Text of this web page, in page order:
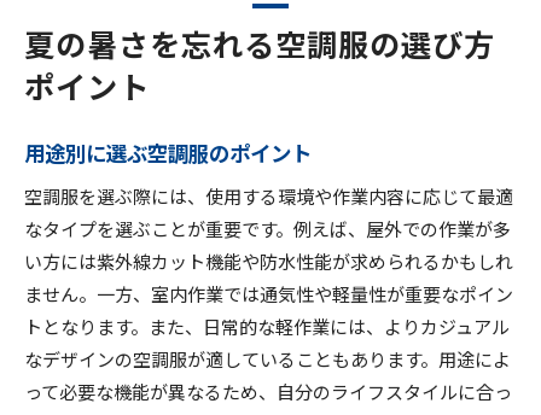
夏の暑さを忘れる空調服の選び方
ポイント
用途別に選ぶ空調服のポイント
空調服を選ぶ際には、使用する環境や作業内容に応じて最適
なタイプを選ぶことが重要です。例えば、屋外での作業が多
い方には紫外線カット機能や防水性能が求められるかもしれ
ません。一方、室内作業では通気性や軽量性が重要なポイン
トとなります。また、日常的な軽作業には、よりカジュアル
なデザインの空調服が適していることもあります。用途によ
って必要な機能が異なるため、自分のライフスタイルに合っ